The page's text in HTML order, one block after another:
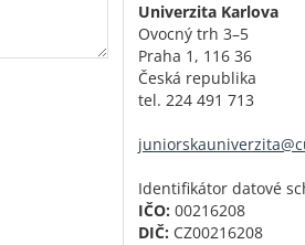
Univerzita Karlova
Ovocný trh 3–5
Praha 1, 116 36
Česká republika
tel. 224 491 713
Identifikátor datové
IČO: 00216208
DIČ: CZ00216208